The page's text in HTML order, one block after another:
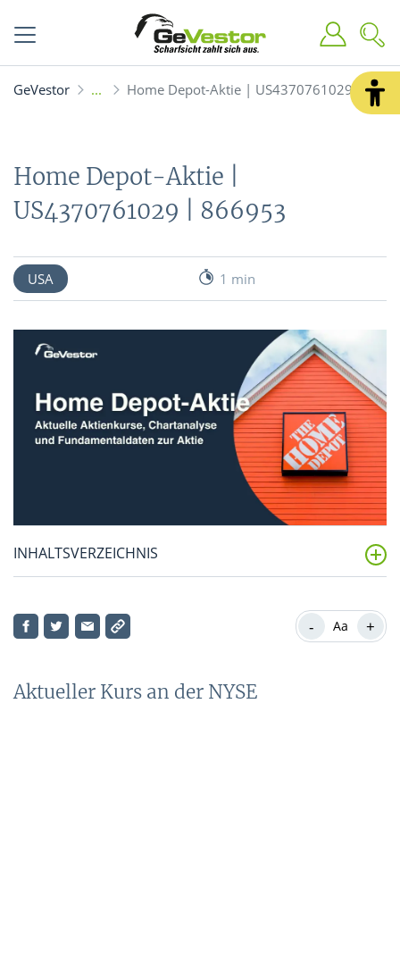
GeVestor Home Depot-Aktie | US4370761029 |
Home Depot-Aktie |
US4370761029 | 866953
USA 1 min
INHALTSVERZEICHNIS
Konkurrenz - Aa +
Aktueller Kurs an der NYSE